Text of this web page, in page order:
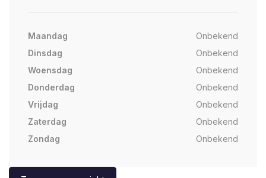
Maandag
Onbekend
Dinsdag
Onbekend
Woensdag
Onbekend
Donderdag
Onbekend
Vrijdag
Onbekend
Zaterdag
Onbekend
Zondag
Onbekend